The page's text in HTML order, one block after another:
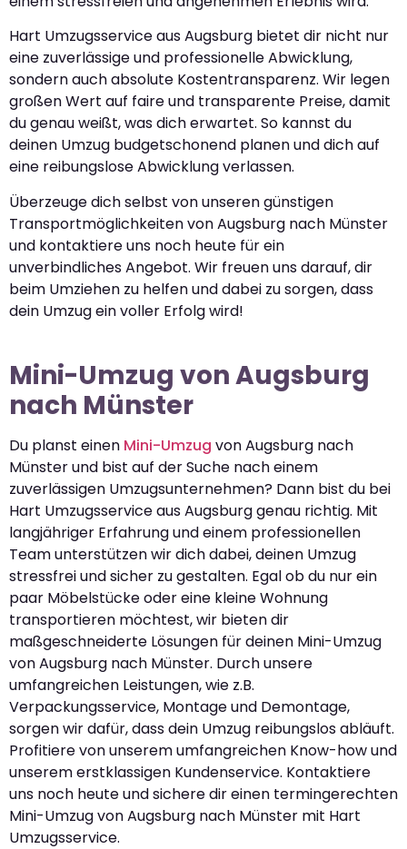
Hart Umzugsservice aus Augsburg bietet dir nicht nur
eine zuverlässige und professionelle Abwicklung,
sondern auch absolute Kostentransparenz. Wir legen
großen Wert auf faire und transparente Preise, damit
du genau weißt, was dich erwartet. So kannst du
deinen Umzug budgetschonend planen und dich auf
eine reibungslose Abwicklung verlassen.
Überzeuge dich selbst von unseren günstigen
Transportmöglichkeiten von Augsburg nach Münster
und kontaktiere uns noch heute für ein
unverbindliches Angebot. Wir freuen uns darauf, dir
beim Umziehen zu helfen und dabei zu sorgen, dass
dein Umzug ein voller Erfolg wird!
Mini-Umzug von Augsburg
nach Münster
Du planst einen Mini-Umzug von Augsburg nach
Münster und bist auf der Suche nach einem
zuverlässigen Umzugsunternehmen? Dann bist du bei
Hart Umzugsservice aus Augsburg genau richtig. Mit
langjähriger Erfahrung und einem professionellen
Team unterstützen wir dich dabei, deinen Umzug
stressfrei und sicher zu gestalten. Egal ob du nur ein
paar Möbelstücke oder eine kleine Wohnung
transportieren möchtest, wir bieten dir
maßgeschneiderte Lösungen für deinen Mini-Umzug
von Augsburg nach Münster. Durch unsere
umfangreichen Leistungen, wie z.B.
Verpackungsservice, Montage und Demontage,
sorgen wir dafür, dass dein Umzug reibungslos abläuft.
Profitiere von unserem umfangreichen Know-how und
unserem erstklassigen Kundenservice. Kontaktiere
uns noch heute und sichere dir einen termingerechten
Mini-Umzug von Augsburg nach Münster mit Hart
Umzugsservice.